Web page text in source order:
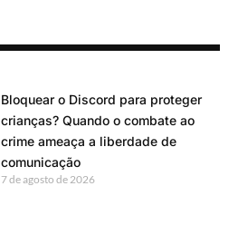
Bloquear o Discord para proteger
crianças? Quando o combate ao
crime ameaça a liberdade de
comunicação
7 de agosto de 2026